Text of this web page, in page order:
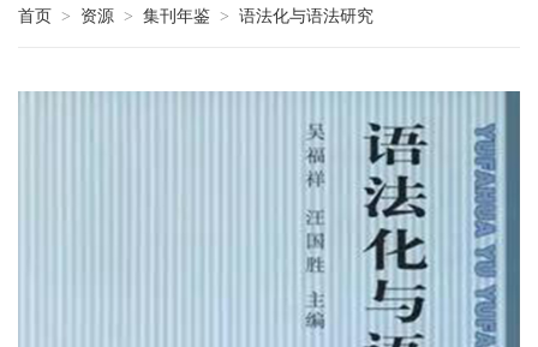
首页 > 资源 > 集刊年鉴 > 语法化与语法研究